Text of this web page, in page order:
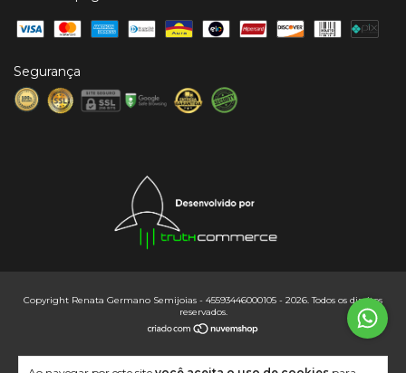
Copyright Renata Germano Semijoias - 45593446000105 - 2026. Todos os direitos
reservados.